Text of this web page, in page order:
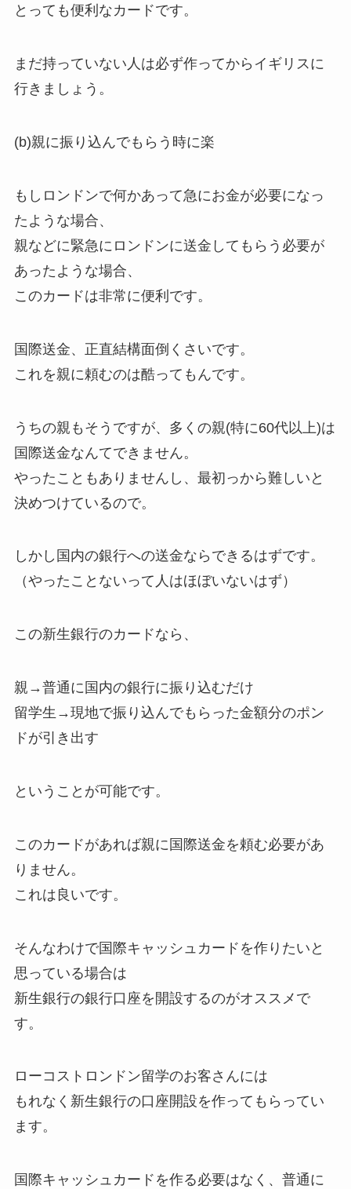
とっても便利なカードです。
まだ持っていない人は必ず作ってからイギリスに
行きましょう。
(b)親に振り込んでもらう時に楽
もしロンドンで何かあって急にお金が必要になっ
たような場合、
親などに緊急にロンドンに送金してもらう必要が
あったような場合、
このカードは非常に便利です。
国際送金、正直結構面倒くさいです。
これを親に頼むのは酷ってもんです。
うちの親もそうですが、多くの親(特に60代以上)は
国際送金なんてできません。
やったこともありませんし、最初っから難しいと
決めつけているので。
しかし国内の銀行への送金ならできるはずです。
（やったことないって人はほぼいないはず）
この新生銀行のカードなら、
親→普通に国内の銀行に振り込むだけ
留学生→現地で振り込んでもらった金額分のポン
ドが引き出す
ということが可能です。
このカードがあれば親に国際送金を頼む必要があ
りません。
これは良いです。
そんなわけで国際キャッシュカードを作りたいと
思っている場合は
新生銀行の銀行口座を開設するのがオススメで
す。
ローコストロンドン留学のお客さんには
もれなく新生銀行の口座開設を作ってもらってい
ます。
国際キャッシュカードを作る必要はなく、普通に